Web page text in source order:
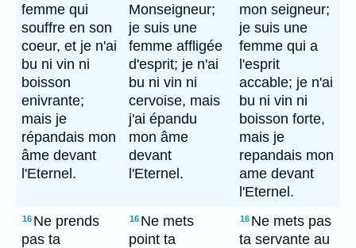
femme qui
souffre en son
coeur, et je n'ai
bu ni vin ni
boisson
enivrante;
mais je
répandais mon
âme devant
l'Eternel.
Monseigneur;
je suis une
femme affligée
d'esprit; je n'ai
bu ni vin ni
cervoise, mais
j'ai épandu
mon âme
devant
l'Eternel.
mon seigneur;
je suis une
femme qui a
l'esprit
accable; je n'ai
bu ni vin ni
boisson forte,
mais je
repandais mon
ame devant
l'Eternel.
16 Ne prends
pas ta
16 Ne mets
point ta
16 Ne mets pas
ta servante au